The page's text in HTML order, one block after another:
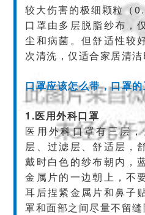
较大伤害的极细颗粒（
口罩由多层脱脂纱布，
尘和病菌。但舒适性较
次清洗，仅适合家居清洁
口罩应该怎么带，口罩
1.医用外科口罩
医用外科口罩有三层
层、过滤层、舒适层，
戴时白色的纱布朝内，
金属片的一边朝上，不
耳后捏紧金属片和鼻子
罩和面部之间尽量不留缝